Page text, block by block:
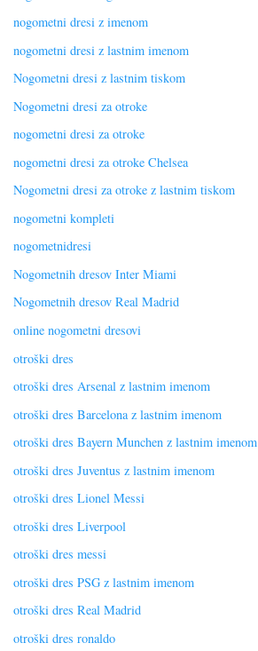
nogometni dresi z imenom
nogometni dresi z lastnim imenom
Nogometni dresi z lastnim tiskom
Nogometni dresi za otroke
nogometni dresi za otroke
nogometni dresi za otroke Chelsea
Nogometni dresi za otroke z lastnim tiskom
nogometni kompleti
nogometnidresi
Nogometnih dresov Inter Miami
Nogometnih dresov Real Madrid
online nogometni dresovi
otroški dres
otroški dres Arsenal z lastnim imenom
otroški dres Barcelona z lastnim imenom
otroški dres Bayern Munchen z lastnim imenom
otroški dres Juventus z lastnim imenom
otroški dres Lionel Messi
otroški dres Liverpool
otroški dres messi
otroški dres PSG z lastnim imenom
otroški dres Real Madrid
otroški dres ronaldo